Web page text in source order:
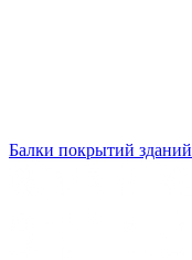
Балки покрытий зданий